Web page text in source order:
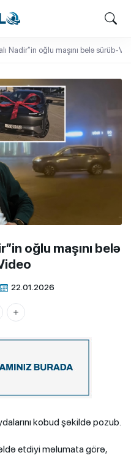
Nadir”in oğlu maşını belə sürüb-
oğlu maşını belə
22.01.2026
kobud şəkildə pozub.
etdiyi məlumata görə,